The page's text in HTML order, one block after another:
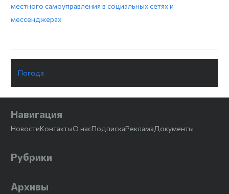
местного самоуправления в социальных сетях и
мессенджерах
Погода
Навигация
НовостиКонтактыО насПодпискаРекламаДокументы
Рубрики
Архивы